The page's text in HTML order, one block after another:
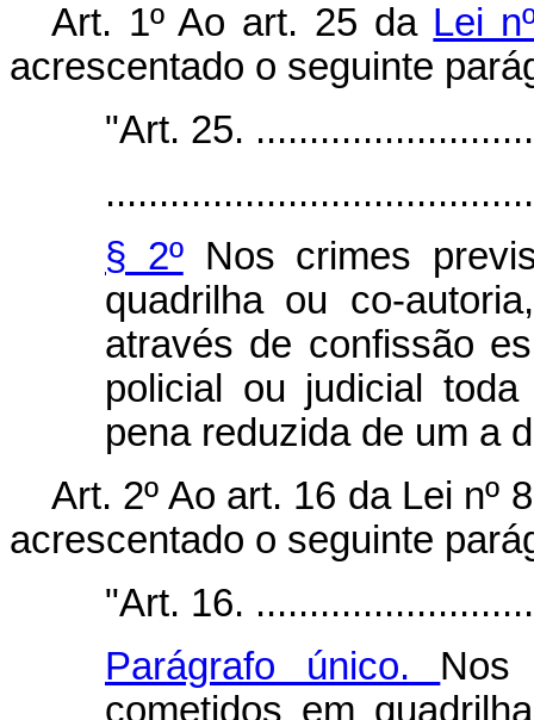
Art. 1º Ao art. 25 da Lei
acrescentado o seguinte
"Art. 25.
§ 2ºNos crimes
quadrilha ou co-
através de confissão
policial ou judicial
pena reduzida de um a
Art. 2º Ao art. 16 da Lei nº
acrescentado o seguinte
"Art. 16.
Parágrafo único. Nos
cometidos em